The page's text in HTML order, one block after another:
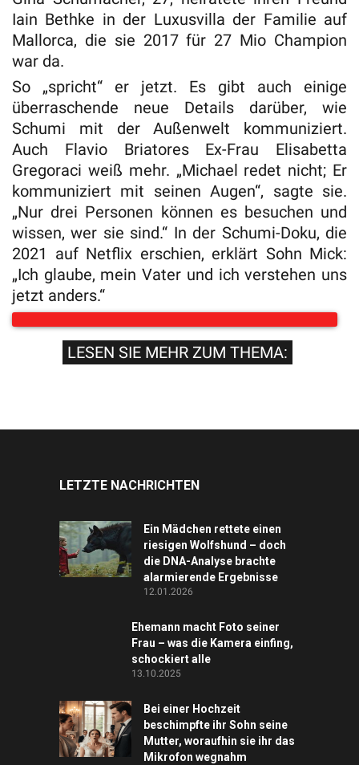
Iain Bethke in der Luxusvilla der Familie auf
Mallorca, die sie 2017 für 27 Mio Champion
war da.
So „spricht“ er jetzt. Es gibt auch einige
überraschende neue Details darüber, wie
Schumi mit der Außenwelt kommuniziert.
Auch Flavio Briatores Ex-Frau Elisabetta
Gregoraci weiß mehr. „Michael redet nicht; Er
kommuniziert mit seinen Augen“, sagte sie.
„Nur drei Personen können es besuchen und
wissen, wer sie sind.“ In der Schumi-Doku, die
2021 auf Netflix erschien, erklärt Sohn Mick:
„Ich glaube, mein Vater und ich verstehen uns
jetzt anders.“
LESEN SIE MEHR ZUM THEMA:
LETZTE NACHRICHTEN
Ein Mädchen rettete einen
riesigen Wolfshund – doch
die DNA-Analyse brachte
alarmierende Ergebnisse
12.01.2026
Ehemann macht Foto seiner
Frau – was die Kamera einfing,
schockiert alle
13.10.2025
Bei einer Hochzeit
beschimpfte ihr Sohn seine
Mutter, woraufhin sie ihr das
Mikrofon wegnahm